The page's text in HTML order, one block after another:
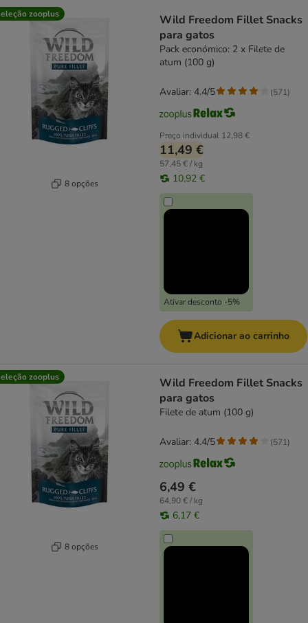
product items have been changed
zooplus
8 opções
Wild Freedom Fillet Snacks
para gatos
Pack económico: 2 x Filete de
atum (100 g)
Preço individual 12,98 €
11,49 €
57,45 € / kg
10,92 €
Ativar desconto -5%
Avaliar: 4.4/5 (571)
Adicionar ao carrinho
zooplus
8 opções
Wild Freedom Fillet Snacks
para gatos
Filete de atum (100 g)
6,49 €
64,90 € / kg
6,17 €
Avaliar: 4.4/5 (571)